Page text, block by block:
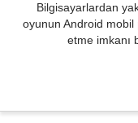
Bilgisayarlardan
oyunun Android mobil
etme imkanı